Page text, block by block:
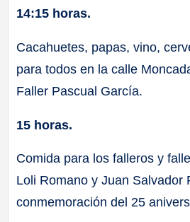
14:15 horas.
Cacahuetes, papas, vino,
para todos en la calle
Faller Pascual García.
15 horas.
Comida para los falleros y
Loli Romano y Juan Salvador
conmemoración del 25